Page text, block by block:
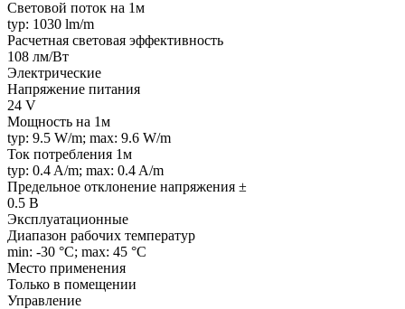
Световой поток на 1м
typ: 1030 lm/m
Расчетная световая эффективность
108 лм/Вт
Электрические
Напряжение питания
24 V
Мощность на 1м
typ: 9.5 W/m; max: 9.6 W/m
Ток потребления 1м
typ: 0.4 A/m; max: 0.4 A/m
Предельное отклонение напряжения ±
0.5 В
Эксплуатационные
Диапазон рабочих температур
min: -30 °C; max: 45 °C
Место применения
Только в помещении
Управление